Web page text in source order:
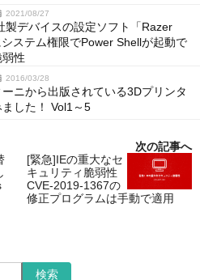
2021/08/27
製デバイスの設定ソフト「Razer
ステム権限でPower Shellが起動で
性
2016/03/28
ニから出版されている3Dプリンタ
した！ Vol1～5
次の記事へ
[緊急]IEの重大なセ
キュリティ脆弱性
CVE-2019-1367の
修正プログラムは手動で適用